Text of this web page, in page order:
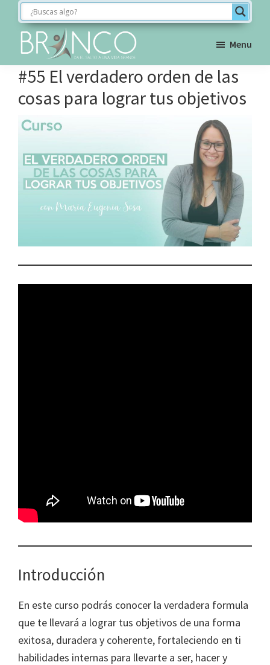
Saltar
navegación
principal
Saltar
contenido
Saltar
página
BRINCO
FORMACIÓN
Menu
#55 El verdadero orden de las
cosas para lograr tus objetivos
Introducción
En este curso podrás conocer la verdadera formula
que te llevará a lograr tus objetivos de una forma
exitosa, duradera y coherente, fortaleciendo en ti
habilidades internas para llevarte a ser, hacer y